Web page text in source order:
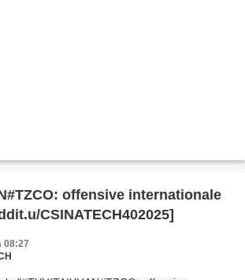
offensive internationale
CSINATECH402025]
08:27